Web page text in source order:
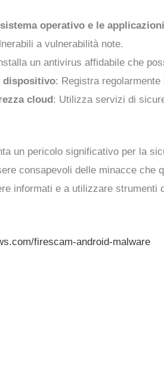
operativo e le applicazioni
a vulnerabilità note.
un antivirus affidabile che
dispositivo: Registra
cloud: Utilizza servizi di
un pericolo significativo per la
consapevoli delle minacce
informati e a utilizzare
firescam-android-malware